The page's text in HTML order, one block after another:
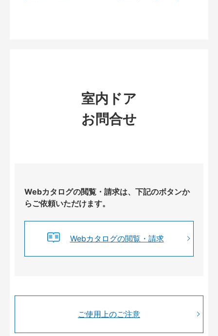
室内ドア
お問合せ
Webカタログの閲覧・請求は、下記のボタンか
らご依頼いただけます。
Webカタログの閲覧・請求
ご使用上のご注意